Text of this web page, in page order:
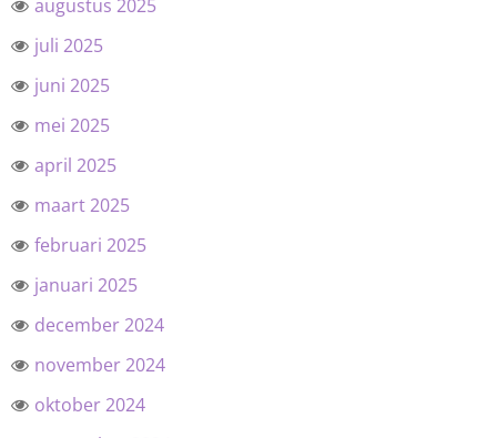
augustus 2025
juli 2025
juni 2025
mei 2025
april 2025
maart 2025
februari 2025
januari 2025
december 2024
november 2024
oktober 2024